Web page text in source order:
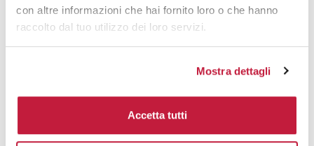
con altre informazioni che hai fornito loro o che hanno
raccolto dal tuo utilizzo dei loro servizi.
Mostra dettagli
Accetta tutti
Sempre attivo dal lunedì al